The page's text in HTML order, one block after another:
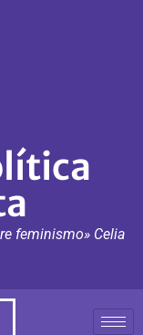
feminismo» Celia